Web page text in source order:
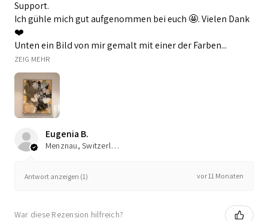
Support.
Ich gühle mich gut aufgenommen bei euch 🤩. Vielen Dank
❤️
Unten ein Bild von mir gemalt mit einer der Farben...
ZEIG MEHR
Eugenia B.
Menznau, Switzerland
Antwort anzeigen (1) vor 11 Monaten
War diese Rezension hilfreich?